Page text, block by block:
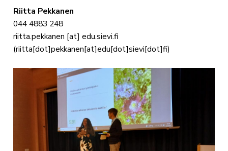
Riitta Pekkanen
044 4883 248
riitta.pekkanen [at] edu.sievi.fi
(riitta[dot]pekkanen[at]edu[dot]sievi[dot]fi)